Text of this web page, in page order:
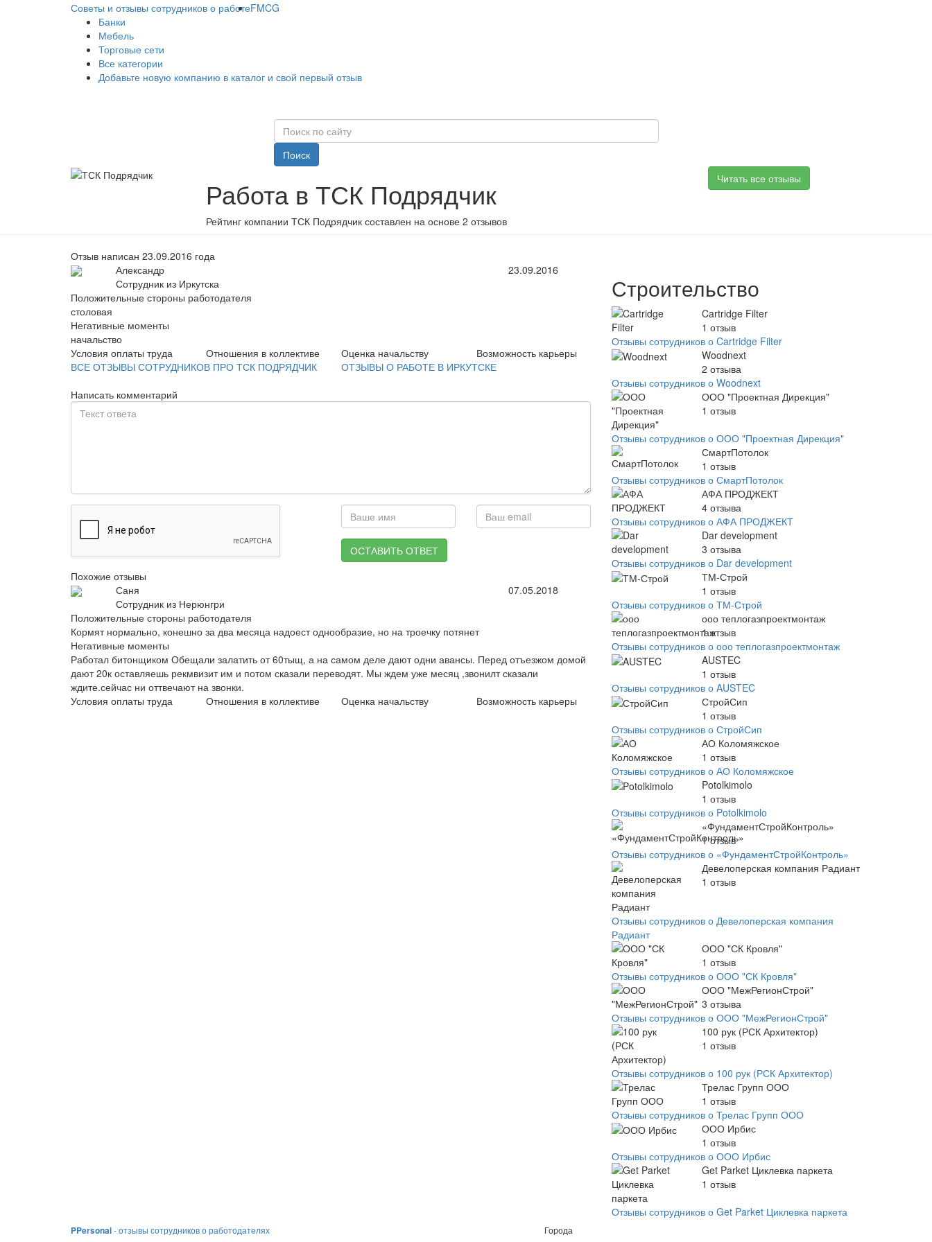
Советы и отзывы сотрудников о работеFMCG
Банки
Мебель
Торговые сети
Все категории
Добавьте новую компанию в каталог и свой первый отзыв
Поиск
Работа в ТСК Подрядчик
Рейтинг компании ТСК Подрядчик составлен на основе 2 отзывов
Читать все отзывы
Отзыв написан 23.09.2016 года
Александр
Сотрудник из Иркутска
23.09.2016
Положительные стороны работодателя
столовая
Негативные моменты
начальство
Условия оплаты труда
Отношения в коллективе Оценка начальству
Возможность карьеры
ВСЕ ОТЗЫВЫ СОТРУДНИКОВ ПРО ТСК ПОДРЯДЧИК
ОТЗЫВЫ О РАБОТЕ В ИРКУТСКЕ
Написать комментарий
ОСТАВИТЬ ОТВЕТ
Похожие отзывы
Саня
Сотрудник из Нерюнгри
07.05.2018
Положительные стороны работодателя
Кормят нормально, конешно за два месяца надоест однообразие, но на троечку потянет
Негативные моменты
Работал битонщиком Обещали залатить от 60тыщ, а на самом деле дают одни авансы. Перед отъезжом домой
дают 20к оставляешь рекмвизит им и потом сказали переводят. Мы ждем уже месяц ,звонилт сказали
ждите.сейчас ни оттвечают на звонки.
Условия оплаты труда
Отношения в коллективе Оценка начальству Возможность карьеры
Строительство
Cartridge Filter
1 отзыв
Отзывы сотрудников о Cartridge Filter
Woodnext
2 отзыва
Отзывы сотрудников о Woodnext
ООО "Проектная Дирекция"
1 отзыв
Отзывы сотрудников о ООО "Проектная Дирекция"
СмартПотолок
1 отзыв
Отзывы сотрудников о СмартПотолок
АФА ПРОДЖЕКТ
4 отзыва
Отзывы сотрудников о АФА ПРОДЖЕКТ
Dar development
3 отзыва
Отзывы сотрудников о Dar development
ТМ-Строй
1 отзыв
Отзывы сотрудников о ТМ-Строй
ооо теплогазпроектмонтаж
1отзыв
Отзывы сотрудников о ооо теплогазпроектмонтаж
AUSTEC
1 отзыв
Отзывы сотрудников о AUSTEC
СтройСип
1 отзыв
Отзывы сотрудников о СтройСип
АО Коломяжское
1 отзыв
Отзывы сотрудников о АО Коломяжское
Potolkimolo
1 отзыв
Отзывы сотрудников о Potolkimolo
«ФундаментСтройКонтроль»
1отзыв
Отзывы сотрудников о «ФундаментСтройКонтроль»
Девелоперская компания Радиант
1 отзыв
Отзывы сотрудников о Девелоперская компания
Радиант
ООО "СК Кровля"
1 отзыв
Отзывы сотрудников о ООО "СК Кровля"
ООО "МежРегионСтрой"
3 отзыва
Отзывы сотрудников о ООО "МежРегионСтрой"
100 рук (РСК Архитектор)
1 отзыв
Отзывы сотрудников о 100 рук (РСК Архитектор)
Трелас Групп ООО
1 отзыв
Отзывы сотрудников о Трелас Групп ООО
ООО Ирбис
1 отзыв
Отзывы сотрудников о ООО Ирбис
Get Parket Циклевка паркета
1 отзыв
Отзывы сотрудников о Get Parket Циклевка паркета
PPersonal- отзывы сотрудников о работодателях Города